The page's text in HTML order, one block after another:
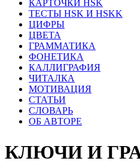
КАРТОЧКИ HSK
ТЕСТЫ HSK И HSKK
ЦИФРЫ
ЦВЕТА
ГРАММАТИКА
ФОНЕТИКА
КАЛЛИГРАФИЯ
ЧИТАЛКА
МОТИВАЦИЯ
СТАТЬИ
СЛОВАРЬ
ОБ АВТОРЕ
КЛЮЧИ И